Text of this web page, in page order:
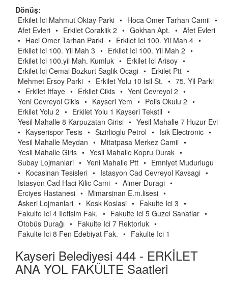
Dönüş:
Erkilet Ici Mahmut Oktay Parki • Hoca Omer Tarhan Camii •
Afet Evleri • Erkilet Coraklik 2 • Gokhan Apt. • Afet Evleri
• Haci Omer Tarhan Parki • Erkilet Ici 100. Yil Mah 4 •
Erkilet Ici 100. Yil Mah 3 • Erkilet Ici 100. Yil Mah 2 •
Erkilet Ici 100.yil Mah. Kumluk • Erkilet Ici Arisoy •
Erkilet Ici Cemal Bozkurt Saglik Ocagi • Erkilet Ptt •
Mehmet Ersoy Parki • Erkilet Yolu 10 Isil St. • 75. Yil Parki
• Erkilet Itfaye • Erkilet Cikis • Yeni Cevreyol 2 •
Yeni Cevreyol Cikis • Kayseri Yem • Polis Okulu 2 •
Erkilet Yolu 2 • Erkilet Yolu 1 Kayseri Tekstil •
Yesil Mahalle 8 Karpuzatan Girisi • Yesil Mahalle 7 Huzur Evi
• Kayserispor Tesis • Sizirlioglu Petrol • Isik Electronic •
Yesil Mahalle Meydan • Mitatpasa Merkez Camii •
Yesil Mahalle Giris • Yesil Mahalle Kopru Durak •
Subay Lojmanlari • Yeni Mahalle Ptt • Emniyet Mudurlugu
• Kocasinan Tesisleri • Istasyon Cad Cevreyol Kavsagi •
Istasyon Cad Haci Kilic Cami • Almer Duragi •
Erciyes Hastanesi • Mimarsinan E.m.lisesi •
Askeri Lojmanlari • Kosk Koslasi • Fakulte Ici 3 •
Fakulte Ici 4 Iletisim Fak. • Fakulte Ici 5 Guzel Sanatlar •
Otobüs Durağı • Fakulte Ici 7 Rektorluk •
Fakulte Ici 8 Fen Edebiyat Fak. • Fakulte Ici 1
Kayseri Belediyesi 444 - ERKİLET
ANA YOL FAKÜLTE Saatleri